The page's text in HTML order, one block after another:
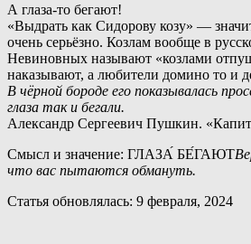
А глаза-то бегают!
«Выдрать как Сидорову козу» —
очень серьёзно. Козлам вообще в
Невиновных называют «козлами
наказывают, а любители домино то и
В чёрной бороде его показывалась
глаза так и бегали.
Александр Сергеевич Пушкин.
Смысл и значение: ГЛАЗА́ БЕ́ГАЮТ
что вас пытаются обмануть.
Статья обновлялась: 9 февраля, 2024